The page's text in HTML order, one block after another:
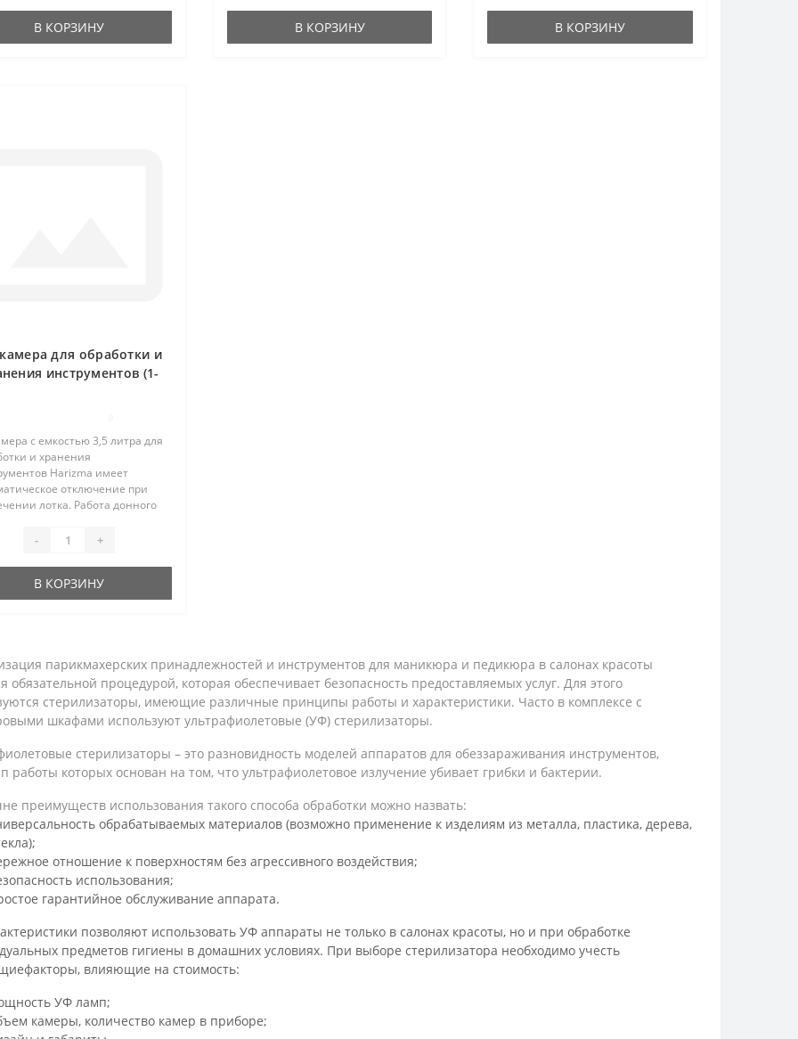
и возможностью ..
В КОРЗИНУ
излучения лампой произв..
В КОРЗИНУ
транспор..
В КОРЗИНУ
для обработки и
инструментов (1-
с емкостью 3,5 литра для
и хранения
Harizma имеет
отключение при
лотка. Работа донного
излучения,
- +
В КОРЗИНУ
парикмахерских принадлежностей и инструментов для маникюра и педикюра в салонах красоты
обязательной процедурой, которая обеспечивает безопасность предоставляемых услуг. Для этого
стерилизаторы, имеющие различные принципы работы и характеристики. Часто в комплексе с
шкафами используют ультрафиолетовые (УФ) стерилизаторы.
стерилизаторы – это разновидность моделей аппаратов для обеззараживания инструментов,
работы которых основан на том, что ультрафиолетовое излучение убивает грибки и бактерии.
преимуществ использования такого способа обработки можно назвать:
обрабатываемых материалов (возможно применение к изделиям из металла, пластика, дерева,
отношение к поверхностям без агрессивного воздействия;
использования;
гарантийное обслуживание аппарата.
позволяют использовать УФ аппараты не только в салонах красоты, но и при обработке
предметов гигиены в домашних условиях. При выборе стерилизатора необходимо учесть
влияющие на стоимость:
УФ ламп;
камеры, количество камер в приборе;